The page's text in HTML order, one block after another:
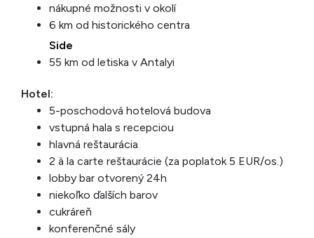
nákupné možnosti v okolí
6 km od historického centra
Side
55 km od letiska v Antalyi
Hotel:
5-poschodová hotelová budova
vstupná hala s recepciou
hlavná reštaurácia
2 à la carte reštaurácie (za poplatok 5 EUR/os.)
lobby bar otvorený 24h
niekoľko ďalších barov
cukráreň
konferenčné sály